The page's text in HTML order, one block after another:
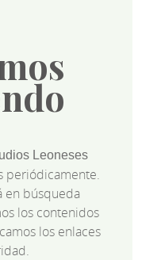
Leoneses
periódicamente.
en búsqueda
los contenidos
los enlaces